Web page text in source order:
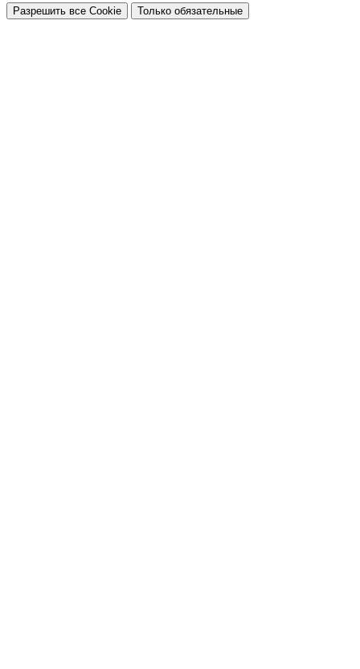
Разрешить все Cookie Только обязательные